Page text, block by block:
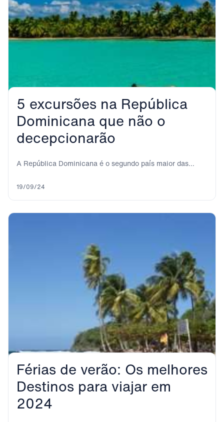
5 excursões na República
Dominicana que não o
decepcionarão
A República Dominicana é o segundo país maior das
19/09/24
Férias de verão: Os melhores
Destinos para viajar em
2024